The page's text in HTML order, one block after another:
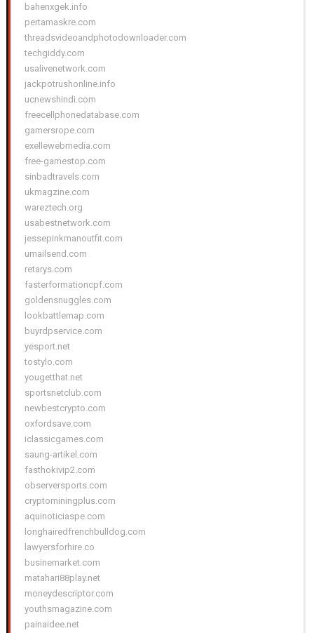
bahenxgek.info
pertamaskre.com
threadsvideoandphotodownloader.com
techgiddy.com
usalivenetwork.com
jackpotrushonline.info
ucnewshindi.com
freecellphonedatabase.com
gamersrope.com
exellewebmedia.com
free-gamestop.com
sinbadtravels.com
ukmagzine.com
wareztech.org
usabestnetwork.com
jessepinkmanoutfit.com
umailsend.com
retarys.com
fasterformationcpf.com
goldensnuggles.com
lookbattlemap.com
buyrdpservice.com
yesport.net
tostylo.com
yougetthat.net
sportsnetclub.com
newbestcrypto.com
oxfordsave.com
iclassicgames.com
saung-artikel.com
fasthokivip2.com
observersports.com
cryptominingplus.com
aquinoticiaspe.com
longhairedfrenchbulldog.com
lawyersforhire.co
businemarket.com
matahari88play.net
moneydescriptor.com
youthsmagazine.com
painaidee.net